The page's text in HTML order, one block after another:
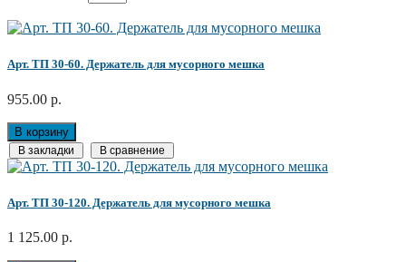
Арт. ТП 30-60. Держатель для мусорного мешка
955.00 р.
В корзину
В закладки В сравнение
Арт. ТП 30-120. Держатель для мусорного мешка
1 125.00 р.